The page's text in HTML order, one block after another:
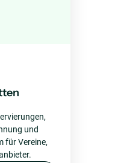
und
für Vereine,